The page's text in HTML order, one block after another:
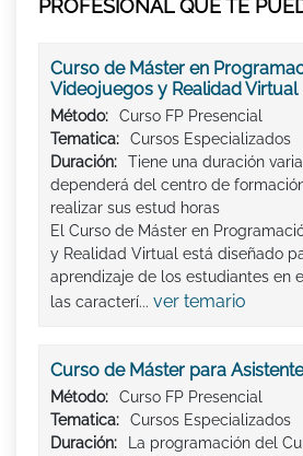
PROFESIONAL QUE TE
Curso de Máster en
Videojuegos y Realidad Virtual
Método:
Curso FP Presencial
Tematica:
Cursos Especializados
Duración:
Tiene una duración
dependerá del centro de
realizar sus estud horas
El Curso de Máster en
y Realidad Virtual está diseñado
aprendizaje de los estudiantes en
las caracterí... ver temario
Curso de Máster para
Método:
Curso FP Presencial
Tematica:
Cursos Especializados
Duración:
La programación del